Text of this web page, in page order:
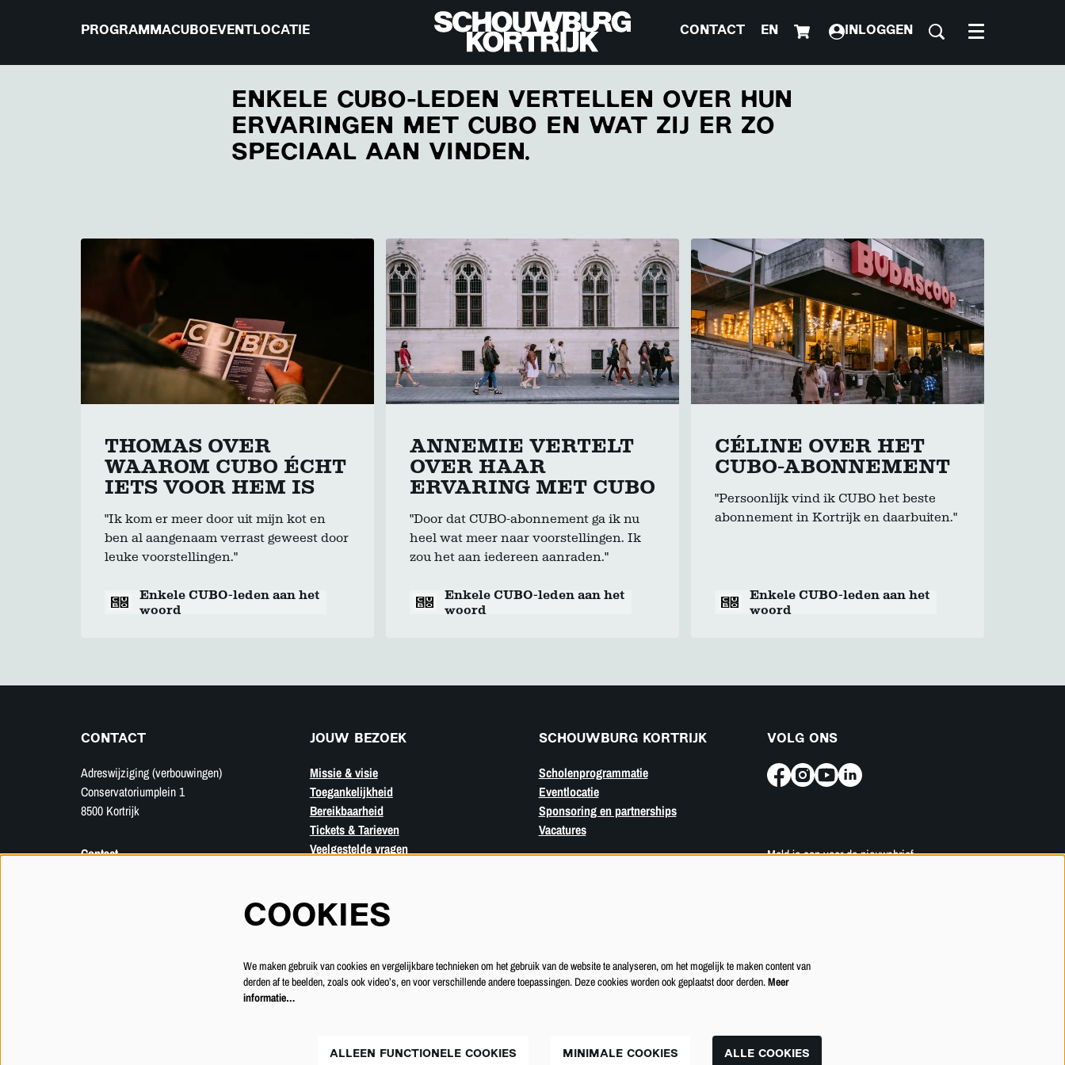
PROGRAMMACUBOEVENTLOCATIE CONTACT EN INLOGGEN Menu
ENKELE CUBO-LEDEN VERTELLEN OVER HUN
ERVARINGEN MET CUBO EN WAT ZIJ ER ZO
SPECIAAL AAN VINDEN.
THOMAS OVER
WAAROM CUBO ÉCHT
IETS VOOR HEM IS
"Ik kom er meer door uit mijn kot en
ben al aangenaam verrast geweest door
leuke voorstellingen."
Enkele CUBO-leden aan het
woord
ANNEMIE VERTELT
OVER HAAR
ERVARING MET CUBO
"Door dat CUBO-abonnement ga ik nu
heel wat meer naar voorstellingen. Ik
zou het aan iedereen aanraden."
Enkele CUBO-leden aan het
woord
CÉLINE OVER HET
CUBO-ABONNEMENT
"Persoonlijk vind ik CUBO het beste
abonnement in Kortrijk en daarbuiten."
Enkele CUBO-leden aan het
woord
CONTACT
Adreswijziging (verbouwingen)
Conservatoriumplein 1
8500 Kortrijk
Contact
JOUW BEZOEK
Missie & visie
Toegankelijkheid
Bereikbaarheid
Tickets & Tarieven
Veelgestelde vragen
SCHOUWBURG KORTRIJK
Scholenprogrammatie
Eventlocatie
Sponsoring en partnerships
Vacatures
VOLG ONS
Meld je aan voor de nieuwsbrief
COOKIES
We maken gebruik van cookies en vergelijkbare technieken om het gebruik van de website te analyseren, om het mogelijk te maken content van
derden af te beelden, zoals ook video’s, en voor verschillende andere toepassingen. Deze cookies worden ook geplaatst door derden.Meer
informatie…
ALLEEN FUNCTIONELE COOKIES MINIMALE COOKIES ALLE COOKIES